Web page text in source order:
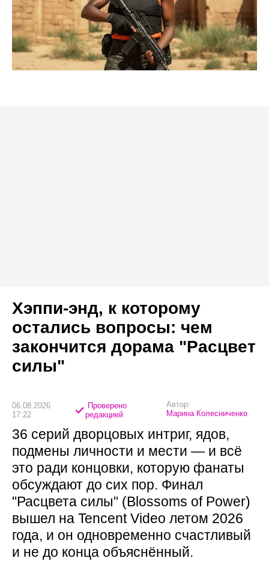
Хэппи-энд, к которому
остались вопросы: чем
закончится дорама "Расцвет
силы"
06.08.2026
17:22
Проверено
редакцией
Автор:
Марина Колесниченко
36 серий дворцовых интриг, ядов,
подмены личности и мести — и всё
это ради концовки, которую фанаты
обсуждают до сих пор. Финал
"Расцвета силы" (Blossoms of Power)
вышел на Tencent Video летом 2026
года, и он одновременно счастливый
и не до конца объяснённый.